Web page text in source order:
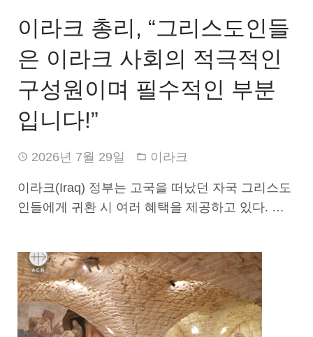
이라크 총리, “그리스도인들
은 이라크 사회의 적극적인
구성원이며 필수적인 부분
입니다!”
2026년 7월 29일 이라크
이라크(Iraq) 정부는 고국을 떠났던 자국 그리스도
인들에게 귀환 시 여러 혜택을 제공하고 있다. …